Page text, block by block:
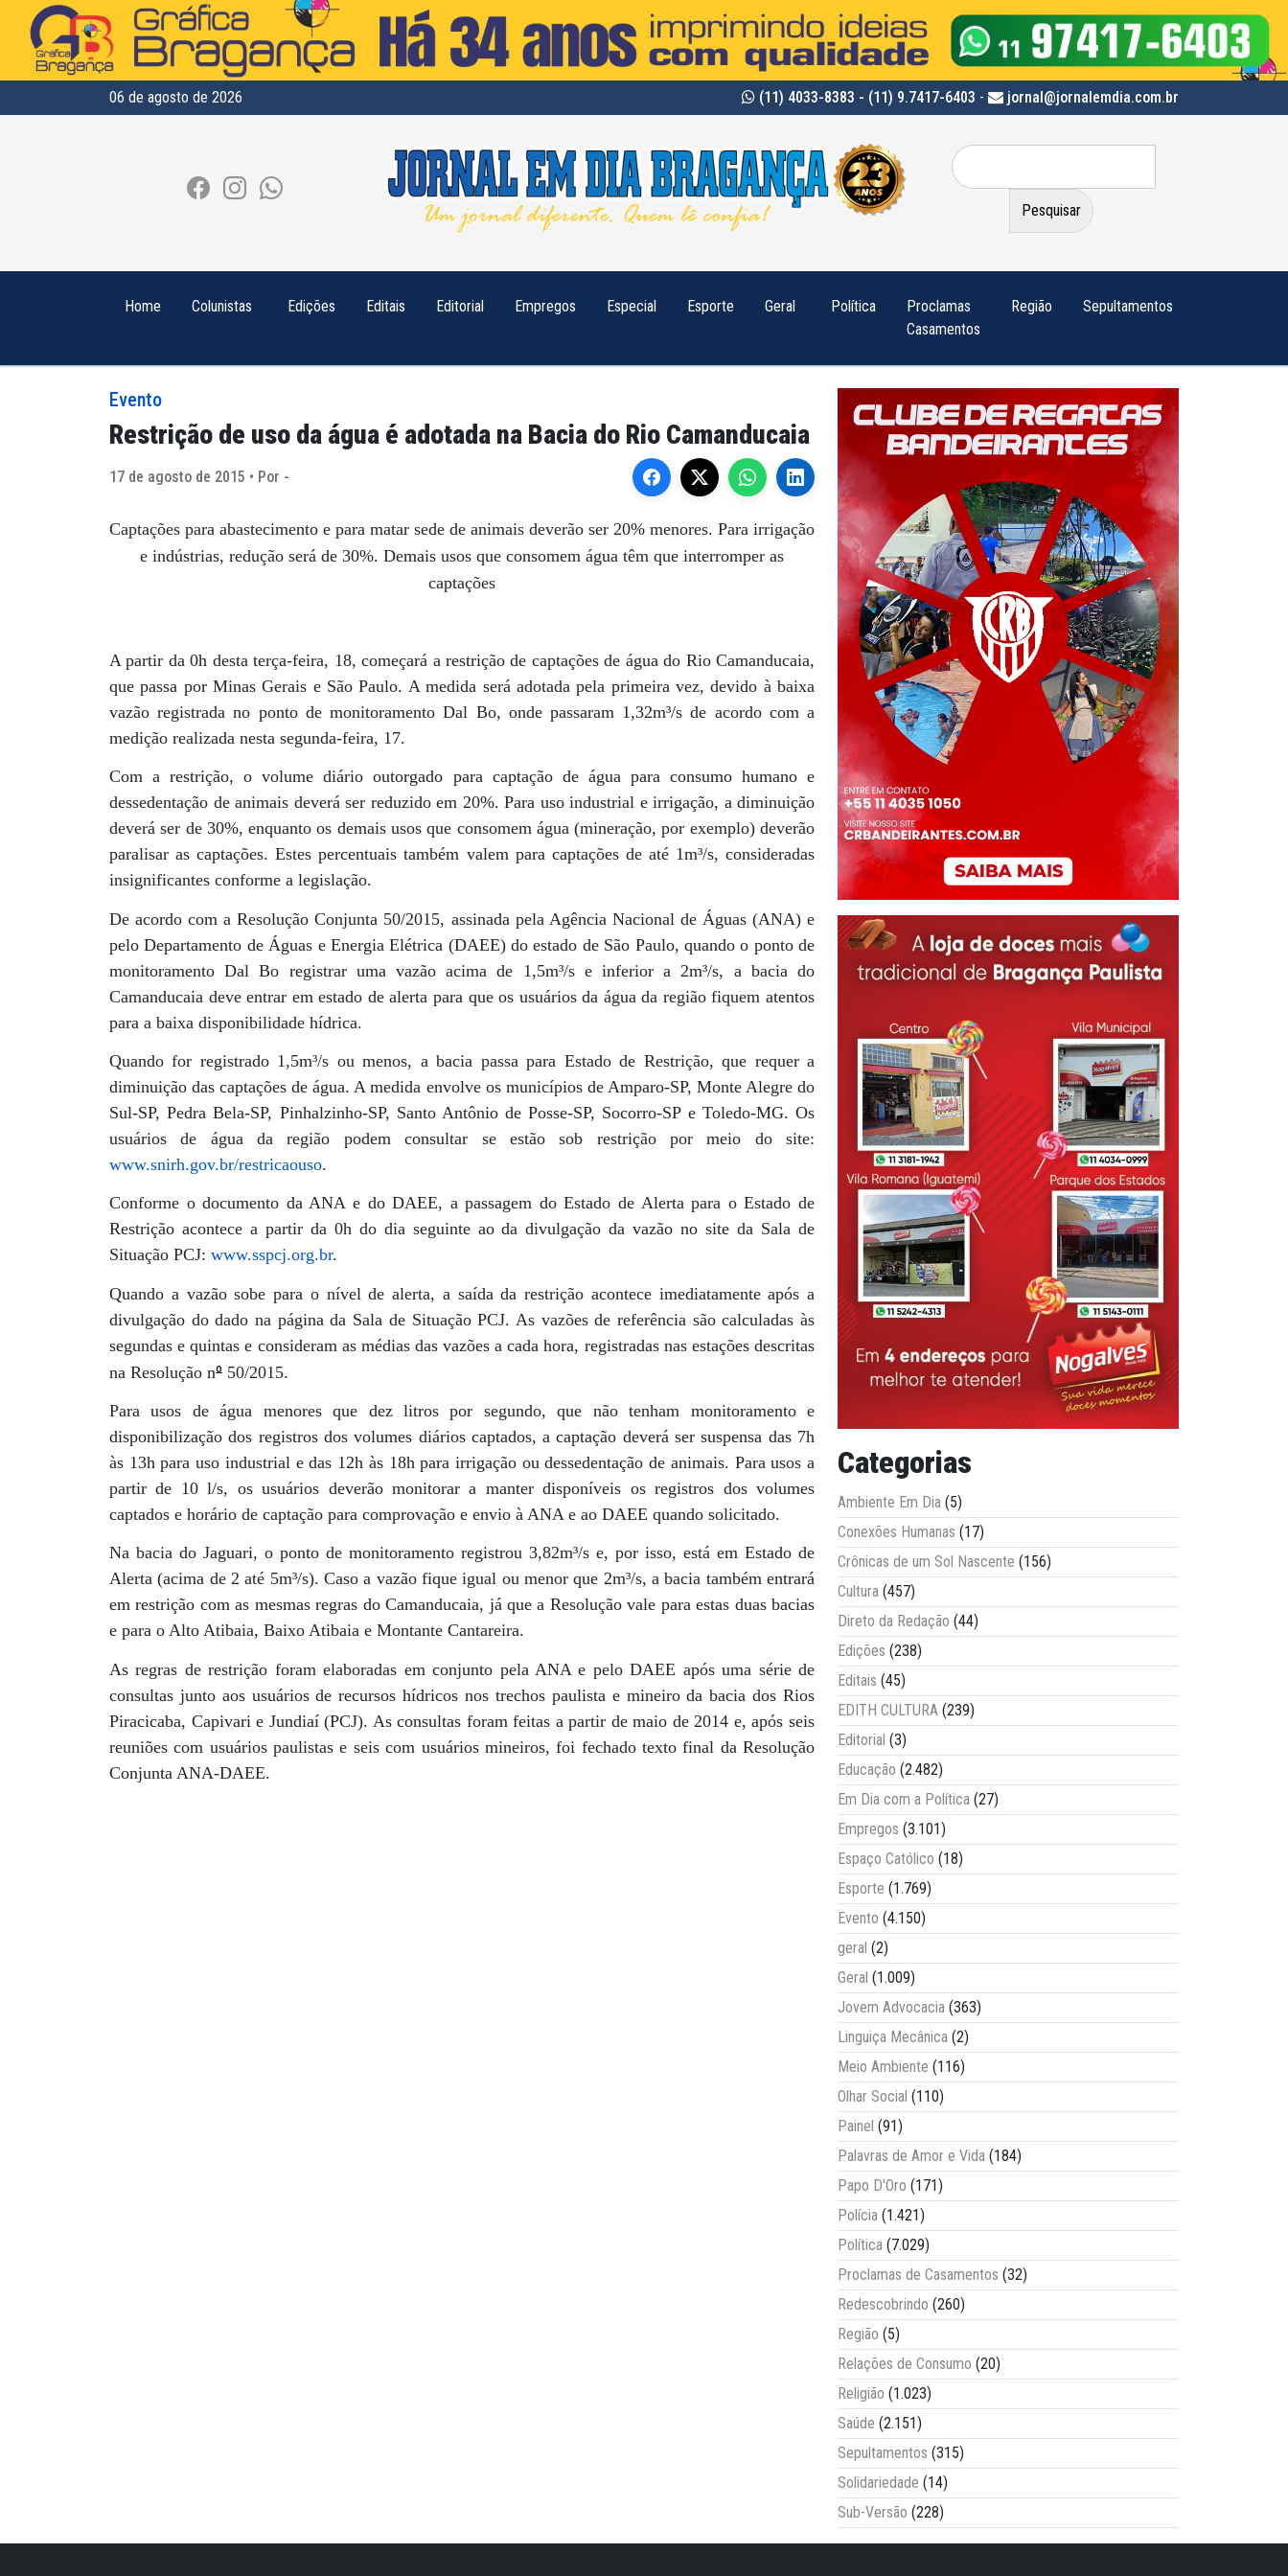
06 de agosto de 2026 (11) 4033-8383 - (11) 9.7417-6403 - jornal@jornalemdia.com.br
Pesquisar
por:
Home Colunistas Edições Editais Editorial Empregos Especial Esporte Geral Política
Proclamas
Casamentos
Região Sepultamentos
Evento
Restrição de uso da água é adotada na Bacia do Rio Camanducaia
17 de agosto de 2015 • Por -
Captações para abastecimento e para matar sede de animais deverão ser 20% menores. Para irrigação
e indústrias, redução será de 30%. Demais usos que consomem água têm que interromper as
captações
A partir da 0h desta terça-feira, 18, começará a restrição de captações de água do Rio Camanducaia,
que passa por Minas Gerais e São Paulo. A medida será adotada pela primeira vez, devido à baixa
vazão registrada no ponto de monitoramento Dal Bo, onde passaram 1,32m³/s de acordo com a
medição realizada nesta segunda-feira, 17.
Com a restrição, o volume diário outorgado para captação de água para consumo humano e
dessedentação de animais deverá ser reduzido em 20%. Para uso industrial e irrigação, a diminuição
deverá ser de 30%, enquanto os demais usos que consomem água (mineração, por exemplo) deverão
paralisar as captações. Estes percentuais também valem para captações de até 1m³/s, consideradas
insignificantes conforme a legislação.
De acordo com a Resolução Conjunta 50/2015, assinada pela Agência Nacional de Águas (ANA) e
pelo Departamento de Águas e Energia Elétrica (DAEE) do estado de São Paulo, quando o ponto de
monitoramento Dal Bo registrar uma vazão acima de 1,5m³/s e inferior a 2m³/s, a bacia do
Camanducaia deve entrar em estado de alerta para que os usuários da água da região fiquem atentos
para a baixa disponibilidade hídrica.
Quando for registrado 1,5m³/s ou menos, a bacia passa para Estado de Restrição, que requer a
diminuição das captações de água. A medida envolve os municípios de Amparo-SP, Monte Alegre do
Sul-SP, Pedra Bela-SP, Pinhalzinho-SP, Santo Antônio de Posse-SP, Socorro-SP e Toledo-MG. Os
usuários de água da região podem consultar se estão sob restrição por meio do site:
www.snirh.gov.br/restricaouso.
Conforme o documento da ANA e do DAEE, a passagem do Estado de Alerta para o Estado de
Restrição acontece a partir da 0h do dia seguinte ao da divulgação da vazão no site da Sala de
Situação PCJ: www.sspcj.org.br.
Quando a vazão sobe para o nível de alerta, a saída da restrição acontece imediatamente após a
divulgação do dado na página da Sala de Situação PCJ. As vazões de referência são calculadas às
segundas e quintas e consideram as médias das vazões a cada hora, registradas nas estações descritas
na Resolução nº 50/2015.
Para usos de água menores que dez litros por segundo, que não tenham monitoramento e
disponibilização dos registros dos volumes diários captados, a captação deverá ser suspensa das 7h
às 13h para uso industrial e das 12h às 18h para irrigação ou dessedentação de animais. Para usos a
partir de 10 l/s, os usuários deverão monitorar a manter disponíveis os registros dos volumes
captados e horário de captação para comprovação e envio à ANA e ao DAEE quando solicitado.
Na bacia do Jaguari, o ponto de monitoramento registrou 3,82m³/s e, por isso, está em Estado de
Alerta (acima de 2 até 5m³/s). Caso a vazão fique igual ou menor que 2m³/s, a bacia também entrará
em restrição com as mesmas regras do Camanducaia, já que a Resolução vale para estas duas bacias
e para o Alto Atibaia, Baixo Atibaia e Montante Cantareira.
As regras de restrição foram elaboradas em conjunto pela ANA e pelo DAEE após uma série de
consultas junto aos usuários de recursos hídricos nos trechos paulista e mineiro da bacia dos Rios
Piracicaba, Capivari e Jundiaí (PCJ). As consultas foram feitas a partir de maio de 2014 e, após seis
reuniões com usuários paulistas e seis com usuários mineiros, foi fechado texto final da Resolução
Conjunta ANA-DAEE.
Categorias
Ambiente Em Dia (5)
Conexões Humanas (17)
Crônicas de um Sol Nascente (156)
Cultura (457)
Direto da Redação (44)
Edições (238)
Editais (45)
EDITH CULTURA (239)
Editorial (3)
Educação (2.482)
Em Dia com a Política (27)
Empregos (3.101)
Espaço Católico (18)
Esporte (1.769)
Evento (4.150)
geral (2)
Geral (1.009)
Jovem Advocacia (363)
Linguiça Mecânica (2)
Meio Ambiente (116)
Olhar Social (110)
Painel (91)
Palavras de Amor e Vida (184)
Papo D'Oro (171)
Polícia (1.421)
Política (7.029)
Proclamas de Casamentos (32)
Redescobrindo (260)
Região (5)
Relações de Consumo (20)
Religião (1.023)
Saúde (2.151)
Sepultamentos (315)
Solidariedade (14)
Sub-Versão (228)